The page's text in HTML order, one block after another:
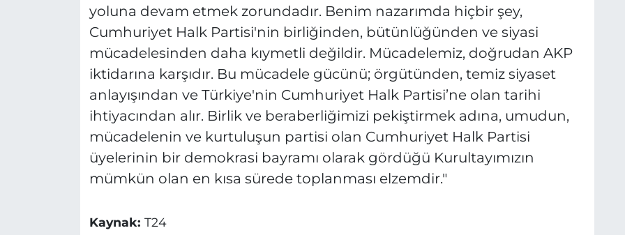
yoluna devam etmek zorundadır. Benim nazarımda hiçbir şey,
Cumhuriyet Halk Partisi'nin birliğinden, bütünlüğünden ve siyasi
mücadelesinden daha kıymetli değildir. Mücadelemiz, doğrudan AKP
iktidarına karşıdır. Bu mücadele gücünü; örgütünden, temiz siyaset
anlayışından ve Türkiye'nin Cumhuriyet Halk Partisi’ne olan tarihi
ihtiyacından alır. Birlik ve beraberliğimizi pekiştirmek adına, umudun,
mücadelenin ve kurtuluşun partisi olan Cumhuriyet Halk Partisi
üyelerinin bir demokrasi bayramı olarak gördüğü Kurultayımızın
mümkün olan en kısa sürede toplanması elzemdir."
Kaynak: T24